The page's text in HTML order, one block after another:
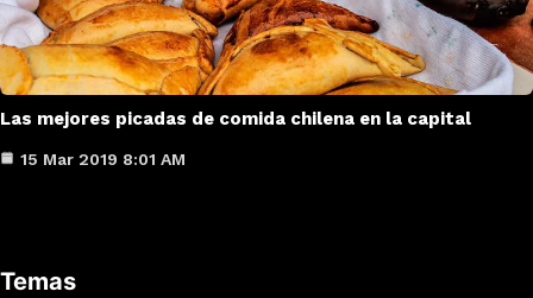
Las mejores picadas de comida chilena en la capital
15 Mar 2019 8:01 AM
Temas